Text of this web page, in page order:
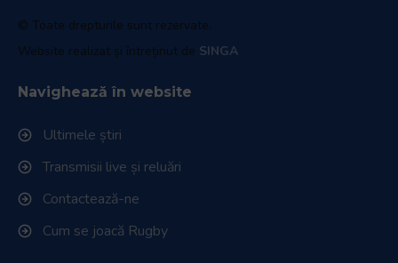
© Toate drepturile sunt rezervate.
Website realizat și întreținut de SINGA
Navighează în website
Ultimele știri
Transmisii live și reluări
Contactează-ne
Cum se joacă Rugby